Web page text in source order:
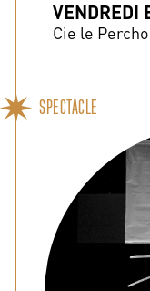
VENDREDI
Cie le
SPECTACLE